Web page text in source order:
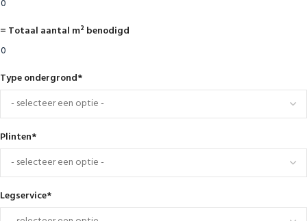
= Totaal aantal m² benodigd
Type ondergrond*
Plinten*
Legservice*